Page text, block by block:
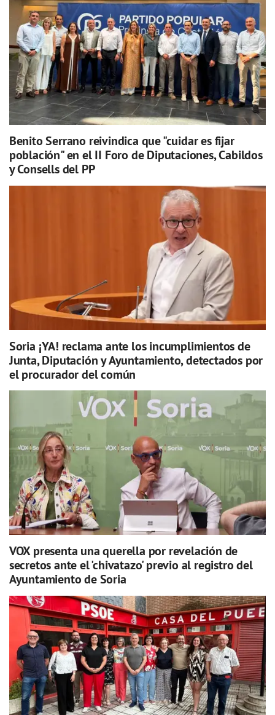
Benito Serrano reivindica que "cuidar es fijar
población" en el II Foro de Diputaciones, Cabildos
y Consells del PP
Soria ¡YA! reclama ante los incumplimientos de
Junta, Diputación y Ayuntamiento, detectados por
el procurador del común
VOX presenta una querella por revelación de
secretos ante el 'chivatazo' previo al registro del
Ayuntamiento de Soria